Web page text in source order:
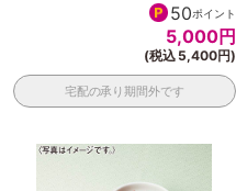
50ポイント
5,000円
(税込 5,400円)
宅配の承り期間外です